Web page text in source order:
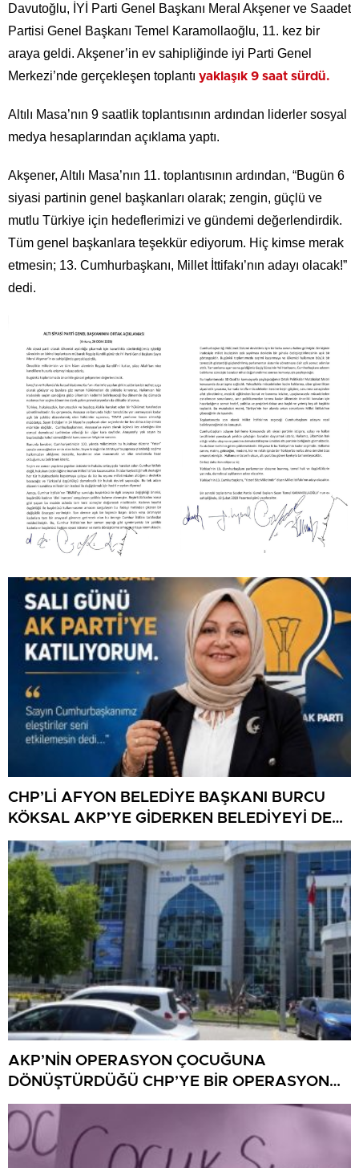
Davutoğlu, İYİ Parti Genel Başkanı Meral Akşener ve Saadet
Partisi Genel Başkanı Temel Karamollaoğlu, 11. kez bir
araya geldi. Akşener’in ev sahipliğinde iyi Parti Genel
Merkezi’nde gerçekleşen toplantı yaklaşık 9 saat sürdü.
Altılı Masa’nın 9 saatlik toplantısının ardından liderler sosyal
medya hesaplarından açıklama yaptı.
Akşener, Altılı Masa’nın 11. toplantısının ardından, “Bugün 6
siyasi partinin genel başkanları olarak; zengin, güçlü ve
mutlu Türkiye için hedeflerimizi ve gündemi değerlendirdik.
Tüm genel başkanlara teşekkür ediyorum. Hiç kimse merak
etmesin; 13. Cumhurbaşkanı, Millet İttifakı’nın adayı olacak!”
dedi.
CHP’Lİ AFYON BELEDİYE BAŞKANI BURCU
KÖKSAL AKP’YE GİDERKEN BELEDİYEYİ DE
GÖTÜRÜYOR!
AKP’NİN OPERASYON ÇOCUĞUNA
DÖNÜŞTÜRDÜĞÜ CHP’YE BİR OPERASYON
DAHA!